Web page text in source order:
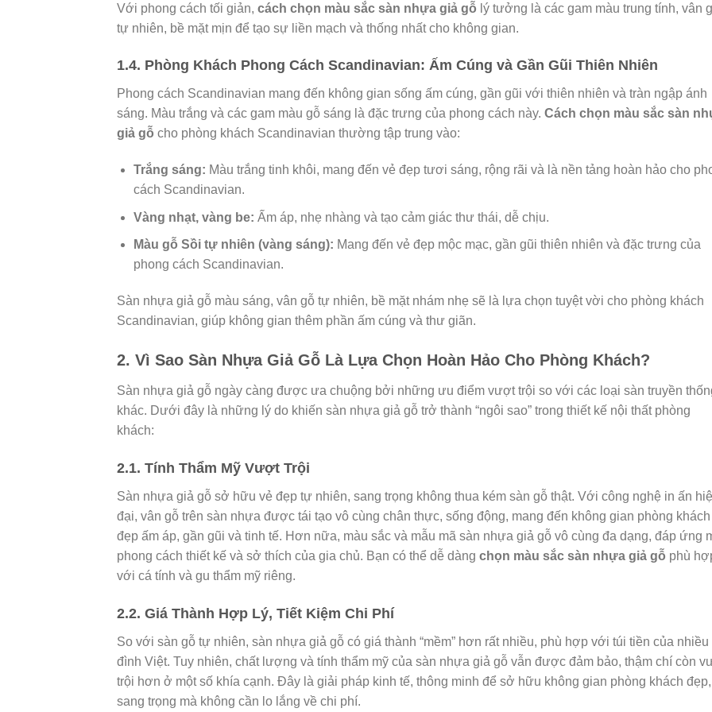
Với phong cách tối giản, cách chọn màu sắc sàn nhựa giả gỗ lý tưởng là các gam màu trung tính, vân
tự nhiên, bề mặt mịn để tạo sự liền mạch và thống nhất cho không gian.
1.4. Phòng Khách Phong Cách Scandinavian: Ấm Cúng và Gần Gũi Thiên Nhiên
Phong cách Scandinavian mang đến không gian sống ấm cúng, gần gũi với thiên nhiên và tràn ngập ánh
sáng. Màu trắng và các gam màu gỗ sáng là đặc trưng của phong cách này. Cách chọn màu sắc sàn
giả gỗ cho phòng khách Scandinavian thường tập trung vào:
Trắng sáng: Màu trắng tinh khôi, mang đến vẻ đẹp tươi sáng, rộng rãi và là nền tảng hoàn hảo cho
cách Scandinavian.
Vàng nhạt, vàng be: Ấm áp, nhẹ nhàng và tạo cảm giác thư thái, dễ chịu.
Màu gỗ Sồi tự nhiên (vàng sáng): Mang đến vẻ đẹp mộc mạc, gần gũi thiên nhiên và đặc trưng của
phong cách Scandinavian.
Sàn nhựa giả gỗ màu sáng, vân gỗ tự nhiên, bề mặt nhám nhẹ sẽ là lựa chọn tuyệt vời cho phòng khách
Scandinavian, giúp không gian thêm phần ấm cúng và thư giãn.
2. Vì Sao Sàn Nhựa Giả Gỗ Là Lựa Chọn Hoàn Hảo Cho Phòng Khách?
Sàn nhựa giả gỗ ngày càng được ưa chuộng bởi những ưu điểm vượt trội so với các loại sàn truyền
khác. Dưới đây là những lý do khiến sàn nhựa giả gỗ trở thành “ngôi sao” trong thiết kế nội thất phòng
khách:
2.1. Tính Thẩm Mỹ Vượt Trội
Sàn nhựa giả gỗ sở hữu vẻ đẹp tự nhiên, sang trọng không thua kém sàn gỗ thật. Với công nghệ in ấn
đại, vân gỗ trên sàn nhựa được tái tạo vô cùng chân thực, sống động, mang đến không gian phòng khách
đẹp ấm áp, gần gũi và tinh tế. Hơn nữa, màu sắc và mẫu mã sàn nhựa giả gỗ vô cùng đa dạng, đáp ứng
phong cách thiết kế và sở thích của gia chủ. Bạn có thể dễ dàng chọn màu sắc sàn nhựa giả gỗ phù
với cá tính và gu thẩm mỹ riêng.
2.2. Giá Thành Hợp Lý, Tiết Kiệm Chi Phí
So với sàn gỗ tự nhiên, sàn nhựa giả gỗ có giá thành “mềm” hơn rất nhiều, phù hợp với túi tiền của nhiều
đình Việt. Tuy nhiên, chất lượng và tính thẩm mỹ của sàn nhựa giả gỗ vẫn được đảm bảo, thậm chí còn
trội hơn ở một số khía cạnh. Đây là giải pháp kinh tế, thông minh để sở hữu không gian phòng khách đẹp,
sang trọng mà không cần lo lắng về chi phí.